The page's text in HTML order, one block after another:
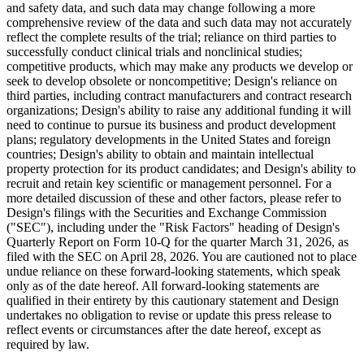
and safety data, and such data may change following a more
comprehensive review of the data and such data may not accurately
reflect the complete results of the trial; reliance on third parties to
successfully conduct clinical trials and nonclinical studies;
competitive products, which may make any products we develop or
seek to develop obsolete or noncompetitive; Design's reliance on
third parties, including contract manufacturers and contract research
organizations; Design's ability to raise any additional funding it will
need to continue to pursue its business and product development
plans; regulatory developments in the United States and foreign
countries; Design's ability to obtain and maintain intellectual
property protection for its product candidates; and Design's ability to
recruit and retain key scientific or management personnel. For a
more detailed discussion of these and other factors, please refer to
Design's filings with the Securities and Exchange Commission
("SEC"), including under the "Risk Factors" heading of Design's
Quarterly Report on Form 10-Q for the quarter March 31, 2026, as
filed with the SEC on April 28, 2026. You are cautioned not to place
undue reliance on these forward-looking statements, which speak
only as of the date hereof. All forward-looking statements are
qualified in their entirety by this cautionary statement and Design
undertakes no obligation to revise or update this press release to
reflect events or circumstances after the date hereof, except as
required by law.